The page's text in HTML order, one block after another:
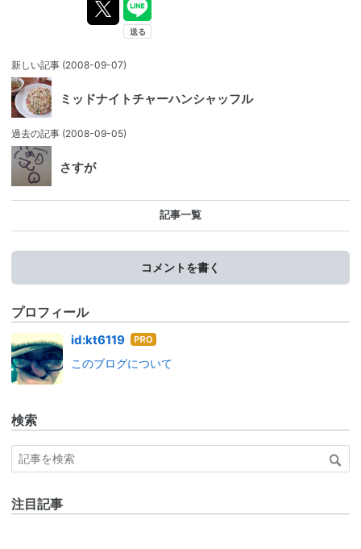
新しい記事 (2008-09-07)
ミッドナイトチャーハンシャッフル
過去の記事 (2008-09-05)
さすが
記事一覧
コメントを書く
プロフィール
id:kt6119 はて
ログ
このブログについて
検索
注目記事